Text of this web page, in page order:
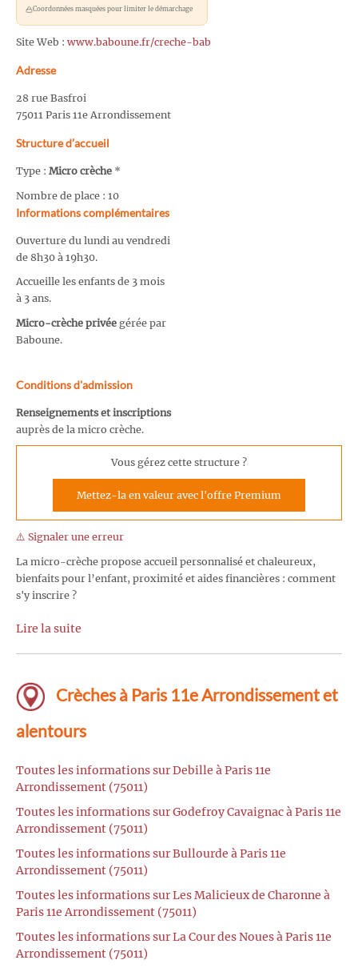
Coordonnées masquées pour limiter le démarchage
Site Web : www.baboune.fr/creche-bab
Adresse
28 rue Basfroi
75011 Paris 11e Arrondissement
Structure d’accueil
Type : Micro crèche *
Nombre de place : 10
Informations complémentaires
Ouverture du lundi au vendredi
de 8h30 à 19h30.
Accueille les enfants de 3 mois
à 3 ans.
Micro-crèche privée gérée par
Baboune.
Conditions d'admission
Renseignements et inscriptions
auprès de la micro crèche.
Vous gérez cette structure ?
Mettez-la en valeur avec l'offre Premium
⚠️ Signaler une erreur
La micro-crèche propose accueil personnalisé et chaleureux,
bienfaits pour l’enfant, proximité et aides financières : comment
s'y inscrire ?
Lire la suite
Crèches à Paris 11e Arrondissement et
alentours
Toutes les informations sur Debille à Paris 11e
Arrondissement (75011)
Toutes les informations sur Godefroy Cavaignac à Paris 11e
Arrondissement (75011)
Toutes les informations sur Bullourde à Paris 11e
Arrondissement (75011)
Toutes les informations sur Les Malicieux de Charonne à
Paris 11e Arrondissement (75011)
Toutes les informations sur La Cour des Noues à Paris 11e
Arrondissement (75011)